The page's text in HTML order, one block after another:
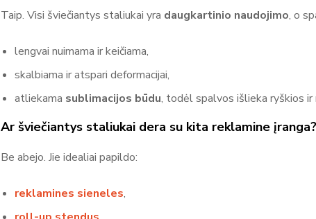
Taip. Visi šviečiantys staliukai yra daugkartinio naudojimo, o
lengvai nuimama ir keičiama,
skalbiama ir atspari deformacijai,
atliekama sublimacijos būdu, todėl spalvos išlieka ryškios ir
Ar šviečiantys staliukai dera su kita reklamine įranga?
Be abejo. Jie idealiai papildo:
reklamines sieneles,